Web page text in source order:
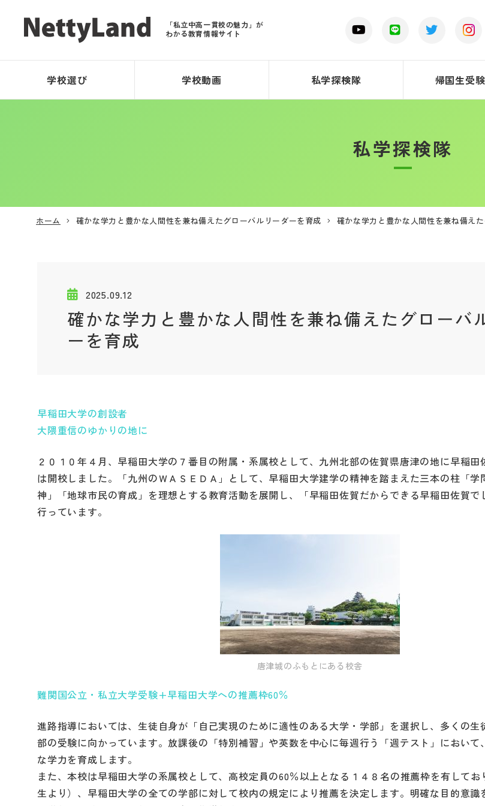
「私立中高一貫校の魅力」が
わかる教育情報サイト
学校選び 学校動画 私学探検隊 帰国生受
私学探検隊
ホーム 確かな学力と豊かな人間性を兼ね備えたグローバルリーダーを育成 確かな学力と豊かな人間性を兼ね備え
2025.09.12
確かな学力と豊かな人間性を兼ね備えたグローバ
ーを育成
早稲田大学の創設者
大隈重信のゆかりの地に
２０１０年４月、早稲田大学の７番目の附属・系属校として、九州北部の佐賀県唐津の地に早稲田
は開校しました。「九州のＷＡＳＥＤＡ」として、早稲田大学建学の精神を踏まえた三本の柱「学
神」「地球市民の育成」を理想とする教育活動を展開し、「早稲田佐賀だからできる早稲田佐賀で
行っています。
唐津城のふもとにある校舎
難関国公立・私立大学受験+早稲田大学への推薦枠60％
進路指導においては、生徒自身が「自己実現のために適性のある大学・学部」を選択し、多くの生
部の受験に向かっています。放課後の「特別補習」や英数を中心に毎週行う「週テスト」において
な学力を育成します。
また、本校は早稲田大学の系属校として、高校定員の60％以上となる１４８名の推薦枠を有して
生より）、早稲田大学の全ての学部に対して校内の規定により推薦を決定します。明確な目的意識